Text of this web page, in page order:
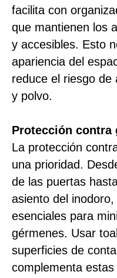
facilita con
que mantienen los
y accesibles. Esto
apariencia del
reduce el riesgo de
y polvo.
Protección contra
La protección
una prioridad.
de las puertas
asiento del
esenciales para
gérmenes. Usar
superficies de
complementa estas